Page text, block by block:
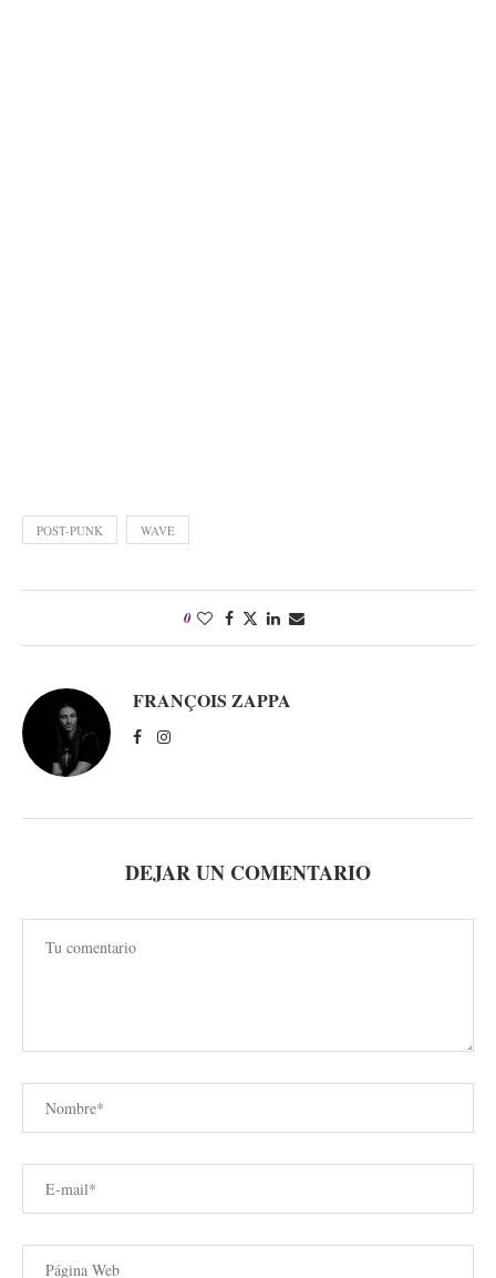
POST-PUNK WAVE
0
FRANÇOIS ZAPPA
DEJAR UN COMENTARIO